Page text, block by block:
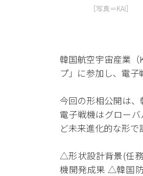
［写真＝KAI］
韓国航空宇宙産業
プ」に参加し、電子
今回の形相公開は
電子戦機はグロー
ど未来進化的な形で
△形状設計背景(任
機開発成果 △韓国